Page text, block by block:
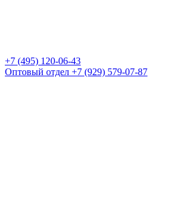
+7 (495) 120-06-43
Оптовый отдел +7 (929) 579-07-87